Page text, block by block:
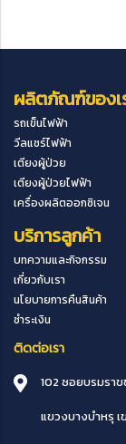
ผลิตภัณฑ์ของเ
รถเข็นไฟฟ้า
วีลแชร์ไฟฟ้า
เตียงผู้ป่วย
เตียงผู้ป่วยไฟฟ้า
เครื่องผลิตออกซิเจน
บริการลูกค้า
บทความและกิจกรรม
เกี่ยวกับเรา
นโยบายการคืนสินค้า
ชำระเงิน
ติดต่อเรา
102 ซอยบรมรา
แขวงบางบำหรุ